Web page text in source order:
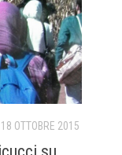
18 OTTOBRE 2015